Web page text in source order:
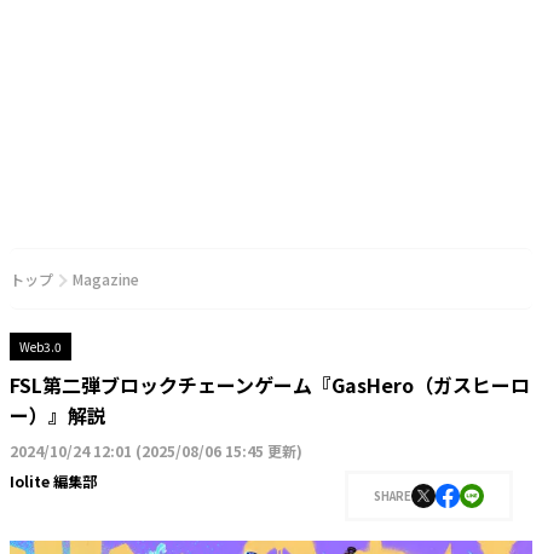
トップ Magazine
Web3.0
FSL第二弾ブロックチェーンゲーム『GasHero（ガスヒーロ
ー）』解説
2024/10/24 12:01 (2025/08/06 15:45 更新)
Iolite 編集部
SHARE